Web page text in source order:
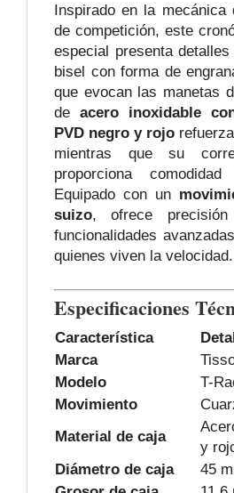
Inspirado en la
de competición, este
especial presenta
bisel con forma de
que evocan las manetas
de acero inoxidable
PVD negro y rojo
mientras que su
proporciona
Equipado con un
suizo, ofrece
funcionalidades
quienes viven la velocidad.
Especificaciones
Característica
Marca
Modelo
T-
Movimiento
Material de caja
y
Diámetro de caja
45